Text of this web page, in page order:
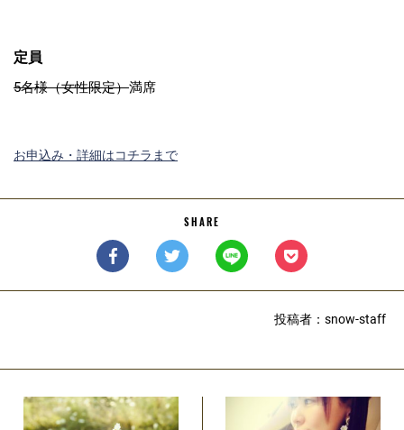
定員
5名様（女性限定）満席
お申込み・詳細はコチラまで
SHARE
投稿者：snow-staff